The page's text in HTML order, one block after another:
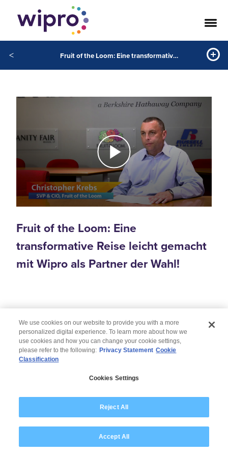
< Fruit of the Loom: Eine transformative Reise leicht gemacht mit Wipro als Partner der Wahl!
Fruit of the Loom: Eine
transformative Reise leicht gemacht
mit Wipro als Partner der Wahl!
Modern Slavery Statement
We use cookies on our website to provide you with a more
personalized digital experience. To learn more about how we
use cookies and how you can change your cookie settings,
please refer to the following: Privacy Statement Cookie
Classification
Cookies Settings
Reject All
Accept All